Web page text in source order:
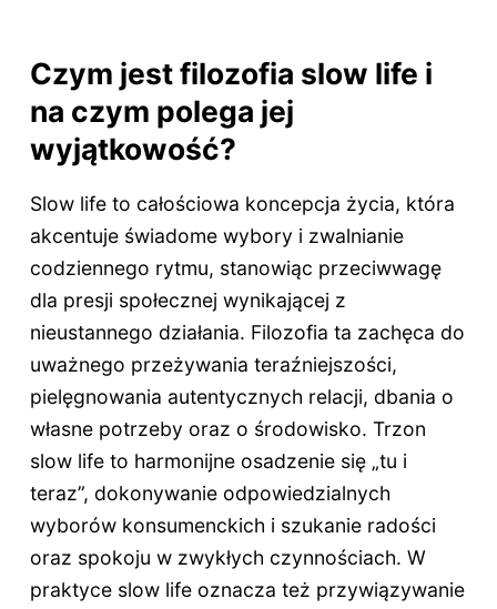
Czym jest filozofia slow life i
na czym polega jej
wyjątkowość?
Slow life to całościowa koncepcja życia, która
akcentuje świadome wybory i zwalnianie
codziennego rytmu, stanowiąc przeciwwagę
dla presji społecznej wynikającej z
nieustannego działania. Filozofia ta zachęca do
uważnego przeżywania teraźniejszości,
pielęgnowania autentycznych relacji, dbania o
własne potrzeby oraz o środowisko. Trzon
slow life to harmonijne osadzenie się „tu i
teraz”, dokonywanie odpowiedzialnych
wyborów konsumenckich i szukanie radości
oraz spokoju w zwykłych czynnościach. W
praktyce slow life oznacza też przywiązywanie